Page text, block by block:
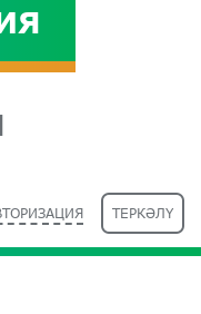
ТЕРКӘЛҮ